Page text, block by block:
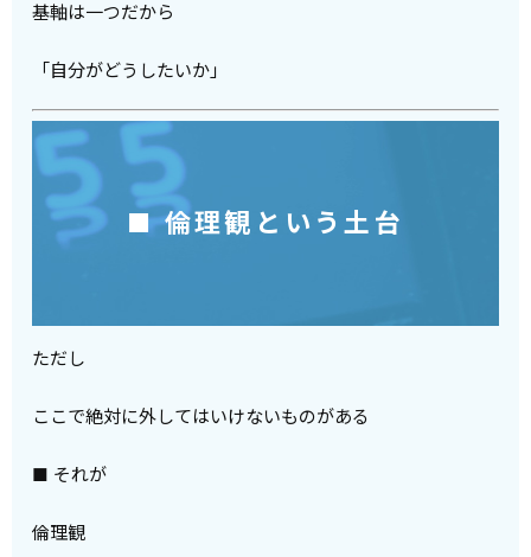
基軸は一つだから
「自分がどうしたいか」
■ 倫理観という土台
ただし
ここで絶対に外してはいけないものがある
■ それが
倫理観